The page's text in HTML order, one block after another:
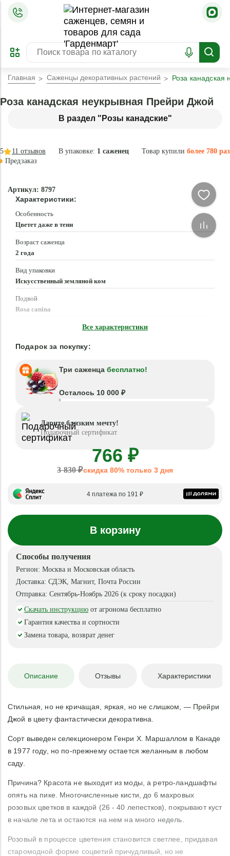
ПРЕДЗАКАЗ
ЗАБРОНИРОВАТЬ
ЛУЧШЕЕ
Главная Саженцы декоративных растений Роза
В раздел "Розы канадские"
Роза канадская неукрывная Прейри Джой
В упаковке: 1 саженец Товар купили более 780 раз
5 11 отзывов
Предзаказ
Артикул: 8797
Характеристики:
Особенность
Цветет даже в тени
Возраст саженца
2 года
Вид упаковки
Искусственный земляной ком
Подвой
Rosa canina
Все характеристики
Подарок за покупку:
Три саженца бесплатно!
Осталось 10 000 ₽
Дарите близким мечту!
Подарочный сертификат
766 ₽
3 830 ₽скидка 80% только 3 дня
4 платежа по 191 ₽
В корзину
Способы получения
Регион: Москва и Московская область
Доставка: СДЭК, Магнит, Почта России
Отправка: Сентябрь-Ноябрь 2026 (к сроку посадки)
Скачать инструкцию от агронома бесплатно
Гарантия качества и сортности
Замена товара, возврат денег
Описание Отзывы Характеристики
Стильная, но не кричащая, яркая, но не слишком, — Прейри
Джой в цвету фантастически декоративна.
Сорт выведен селекционером Генри Х. Маршаллом в Канаде
в 1977 году, но по-прежнему остается желанным в любом
саду.
Причина? Красота не выходит из моды, а ретро-ландшафты
опять на пике. Многочисленные кисти, до 6 махровых
розовых цветков в каждой (26 - 40 лепестков), покрывают куст
в начале лета и остаются на нем на много недель.
Розовый в процессе цветения становится светлее, придавая
старомодной форме соцветий причудливый, но не